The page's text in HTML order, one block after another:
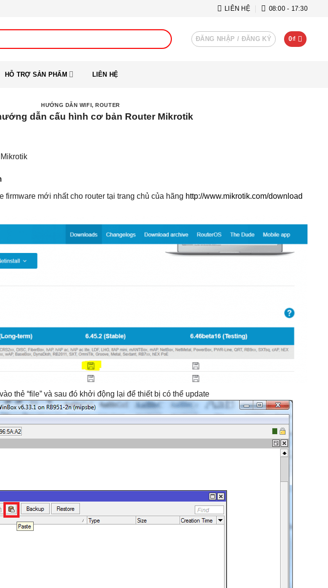
LIÊN HỆ 08:00 - 17:30
ĐĂNG NHẬP / ĐĂNG KÝ 0₫
HỖ TRỢ SẢN PHẨM LIÊN HỆ
HƯỚNG DẪN WIFI, ROUTER
dẫn cấu hình cơ bản Router Mikrotik
firmware mới nhất cho router tại trang chủ của hãng http://www.mikrotik.com/download
thẻ “file” và sau đó khởi động lại để thiết bị có thể update